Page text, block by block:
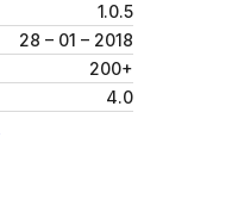
1.0.5
28 – 01 – 2018
200+
4.0